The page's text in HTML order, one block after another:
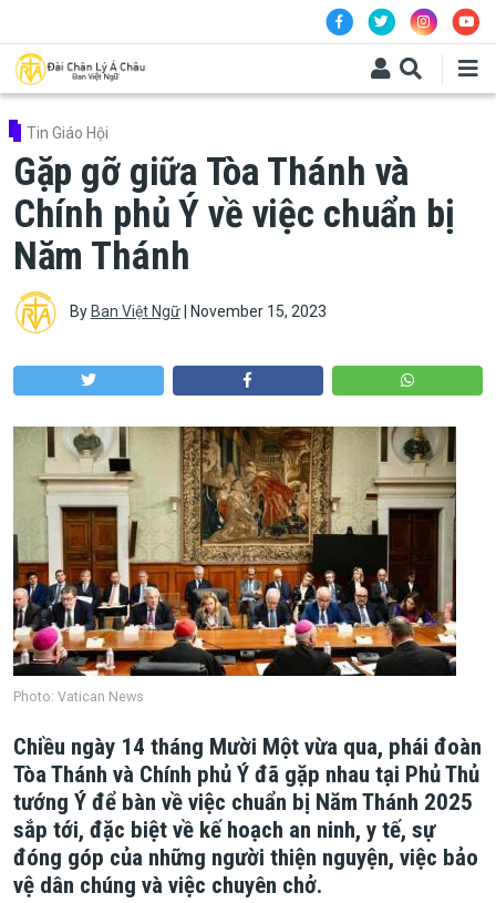
Tin Giáo Hội
Gặp gỡ giữa Tòa Thánh và
Chính phủ Ý về việc chuẩn bị
Năm Thánh
By Ban Việt Ngữ| November 15, 2023
Photo: Vatican News
Chiều ngày 14 tháng Mười Một vừa qua, phái đoàn
Tòa Thánh và Chính phủ Ý đã gặp nhau tại Phủ Thủ
tướng Ý để bàn về việc chuẩn bị Năm Thánh 2025
sắp tới, đặc biệt về kế hoạch an ninh, y tế, sự
đóng góp của những người thiện nguyện, việc bảo
vệ dân chúng và việc chuyên chở.